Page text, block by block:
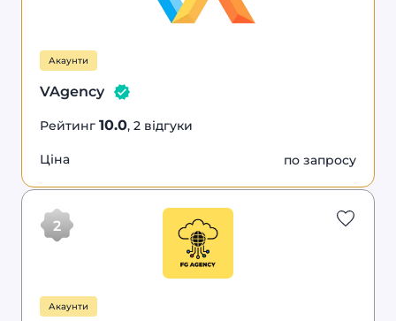
Акаунти
VAgency
Рейтинг 10.0, 2 відгуки
Ціна по запросу
FG
AGENCY
2
Акаунти